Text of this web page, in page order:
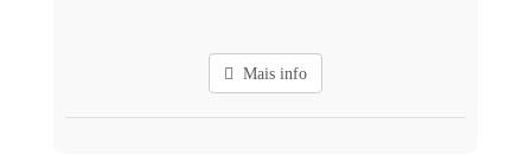
Mais info